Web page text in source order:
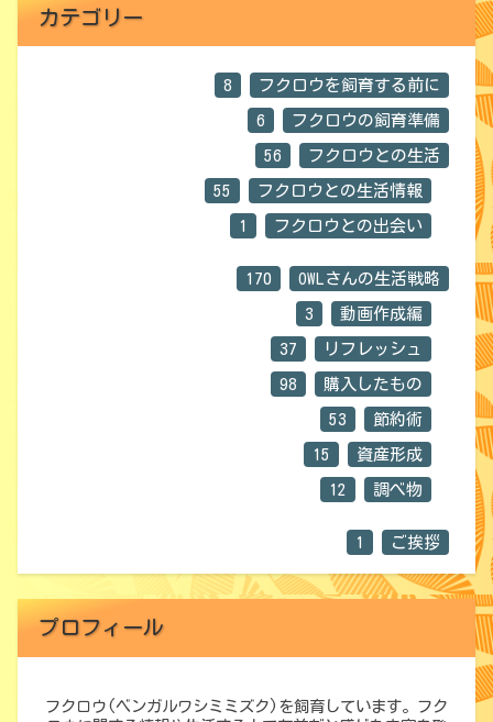
カテゴリー
フクロウを飼育する前に
8
フクロウの飼育準備
6
フクロウとの生活
56
フクロウとの生活情報
55
フクロウとの出会い
1
OWLさんの生活戦略
170
動画作成編
3
リフレッシュ
37
購入したもの
98
節約術
53
資産形成
15
調べ物
12
ご挨拶
1
プロフィール
フクロウ(ベンガルワシミミズク)を飼育しています。フク